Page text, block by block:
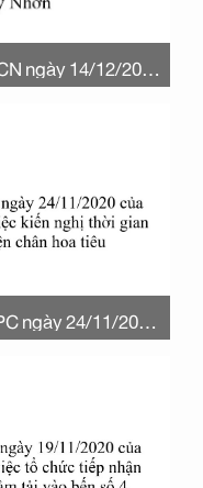
ngày 14/12/2020
áp dụng điều kiện
ngày 24/11/2020
về việc kiến nghị